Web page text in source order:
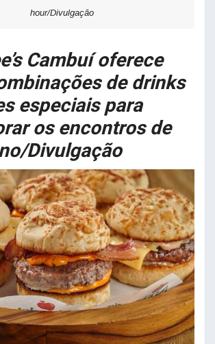
hour/Divulgação
Cambuí oferece
de drinks
especiais para
os encontros de
Divulgação